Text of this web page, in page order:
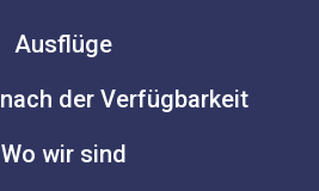
Ausflüge
der Verfügbarkeit
Wo wir sind